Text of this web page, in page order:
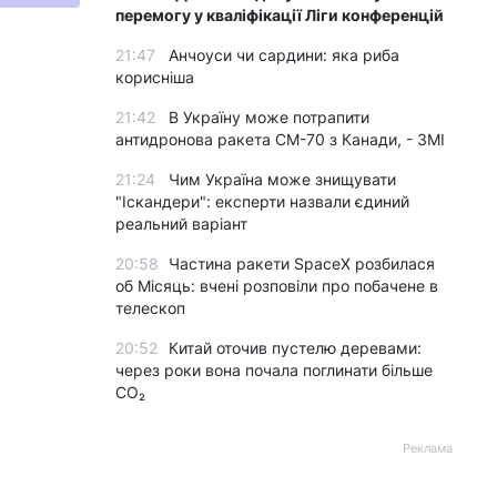
перемогу у кваліфікації Ліги конференцій
21:47
Анчоуси чи сардини: яка риба
корисніша
21:42
В Україну може потрапити
антидронова ракета CM-70 з Канади, - ЗМІ
21:24
Чим Україна може знищувати
"Іскандери": експерти назвали єдиний
реальний варіант
20:58
Частина ракети SpaceX розбилася
об Місяць: вчені розповіли про побачене в
телескоп
20:52
Китай оточив пустелю деревами:
через роки вона почала поглинати більше
CO₂
Реклама